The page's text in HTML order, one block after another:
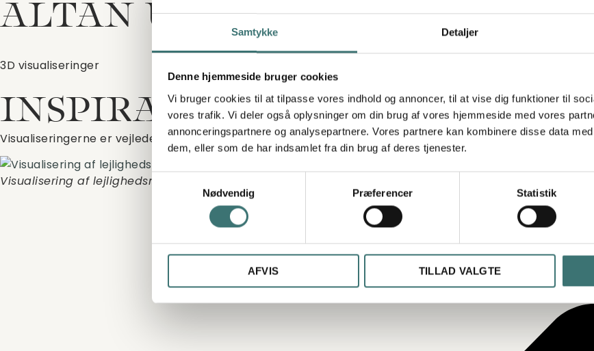
Samtykke Detaljer
Denne hjemmeside bruger cookies
Vi bruger cookies til at tilpasse vores indhold og annoncer, til at vise dig funktioner til
vores trafik. Vi deler også oplysninger om din brug af vores hjemmeside med vores
annonceringspartnere og analysepartnere. Vores partnere kan kombinere disse data
dem, eller som de har indsamlet fra din brug af deres tjenester.
Samtykkevalg
Nødvendig
Præferencer Statistik
AFVIS TILLAD VALGTE
ALTAN UDSIGT
3D visualiseringer
INSPIRATIONSGALLERI
Visualiseringerne er vejledende og ikke nødvendigvis fra viste lejlighed - derfor passer udsigterne ikke
Visualisering af lejlighedsnummer A12